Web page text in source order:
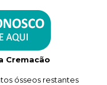
Cremacão
ósseos restantes